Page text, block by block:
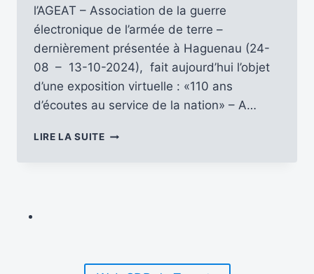
l’AGEAT – Association de la guerre
électronique de l’armée de terre –
dernièrement présentée à Haguenau (24-
08 – 13-10-2024), fait aujourd’hui l’objet
d’une exposition virtuelle : «110 ans
d’écoutes au service de la nation» – A…
LIRE LA SUITEUNE
DES